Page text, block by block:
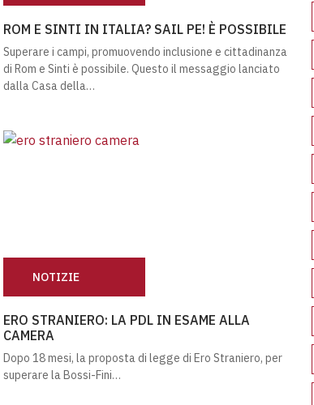
ROM E SINTI IN ITALIA? SAIL PE! È POSSIBILE
Superare i campi, promuovendo inclusione e cittadinanza
di Rom e Sinti è possibile. Questo il messaggio lanciato
dalla Casa della…
NOTIZIE
ERO STRANIERO: LA PDL IN ESAME ALLA
CAMERA
Dopo 18 mesi, la proposta di legge di Ero Straniero, per
superare la Bossi-Fini…